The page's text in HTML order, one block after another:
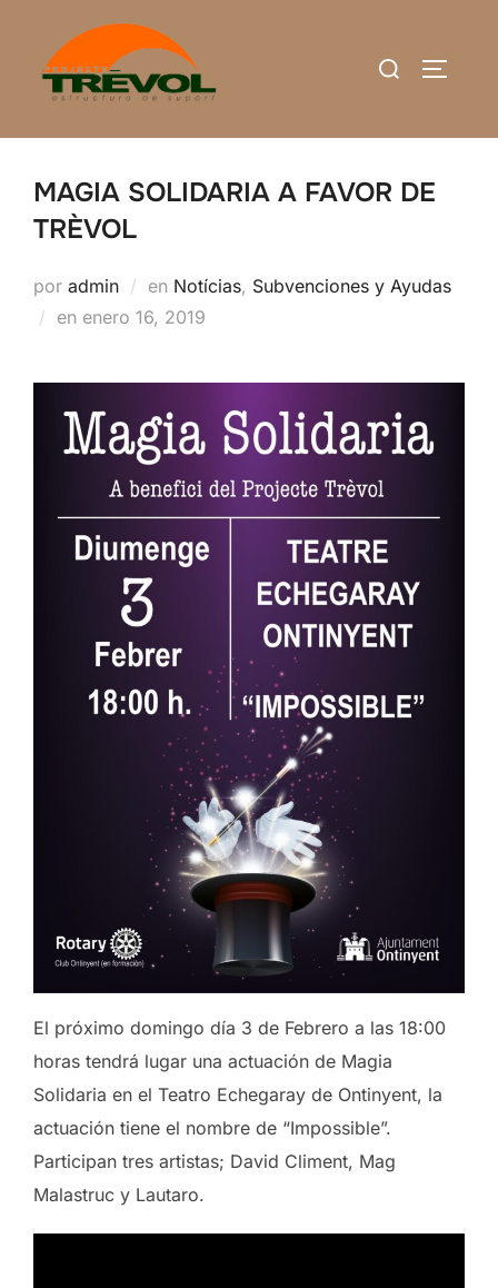
contenido
Buscar:
MAGIA SOLIDARIA A FAVOR DE
TRÈVOL
por admin en Notícias, Subvenciones y Ayudas
en Publicado
enero 16, 2019
El próximo domingo día 3 de Febrero a las 18:00
horas tendrá lugar una actuación de Magia
Solidaria en el Teatro Echegaray de Ontinyent, la
actuación tiene el nombre de “Impossible”.
Participan tres artistas; David Climent, Mag
Malastruc y Lautaro.